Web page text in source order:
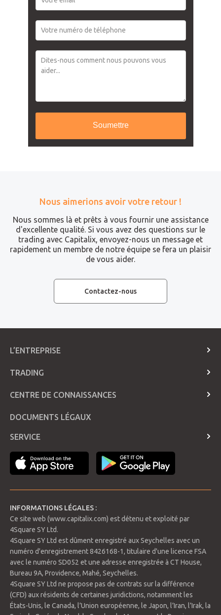
Soumettre
Nous aimerions avoir votre retour !
Nous sommes là et prêts à vous fournir une assistance
d'excellente qualité. Si vous avez des questions sur le
trading avec Capitalix, envoyez-nous un message et
rapidement un membre de notre équipe se fera un plaisir
de vous aider.
Contactez-nous
L’ENTREPRISE
Telegram
TRADING
CALENDRIER ÉCONOMIQUE
CENTRE DE CONNAISSANCES
SERVICE
S’inscrire
Connectez-vous
DOCUMENTS LÉGAUX
INFORMATIONS LÉGALES :
Ce site web (www.capitalix.com) est détenu et exploité par
4Square SY Ltd.
4Square SY Ltd est dûment enregistré aux Seychelles avec un
numéro d'enregistrement 8426168-1, titulaire d'une licence FSA
avec le numéro SD052 et une adresse enregistrée à CT House,
Bureau 9A, Providence, Mahé, Seychelles.
4Square SY Ltd ne propose pas de contrats sur la différence
(CFD) aux résidents de certaines juridictions, notamment les
États-Unis, le Canada, l’Union européenne, le Japon, l’Iran, l’Irak, la